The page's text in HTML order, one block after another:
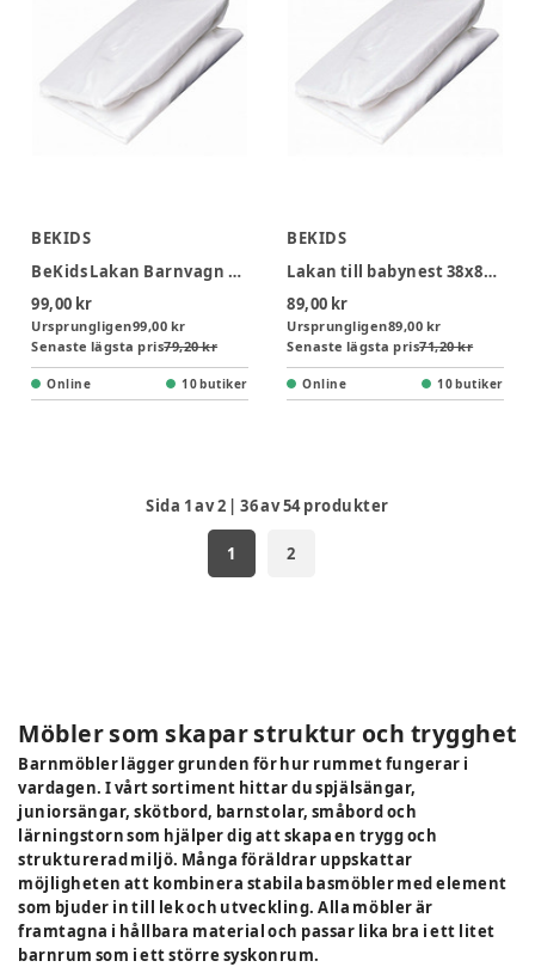
BEKIDS
BeKids Lakan Barnvagn 40x98 cm - Vit
99,00 kr
Ursprungligen99,00 kr
Senaste lägsta pris79,20 kr
Online 10 butiker
BEKIDS
Lakan till babynest 38x80 cm - Vit
89,00 kr
Ursprungligen89,00 kr
Senaste lägsta pris71,20 kr
Online 10 butiker
Sida 1av2 |36av54produkter
1 2
Möbler som skapar struktur och trygghet
Barnmöbler lägger grunden för hur rummet fungerar i
vardagen. I vårt sortiment hittar du spjälsängar,
juniorsängar, skötbord, barnstolar, småbord och
lärningstorn som hjälper dig att skapa en trygg och
strukturerad miljö. Många föräldrar uppskattar
möjligheten att kombinera stabila basmöbler med element
som bjuder in till lek och utveckling. Alla möbler är
framtagna i hållbara material och passar lika bra i ett litet
barnrum som i ett större syskonrum.